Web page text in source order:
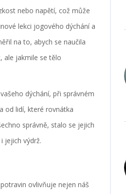
nebo napětí, což může
lekci jogového dýchání a
na to, abych se naučila
ale jakmile se tělo
dýchání, při správném
od lidí, které rovnátka
správně, stalo se jejich
jejich výdrž.
ovlivňuje nejen náš